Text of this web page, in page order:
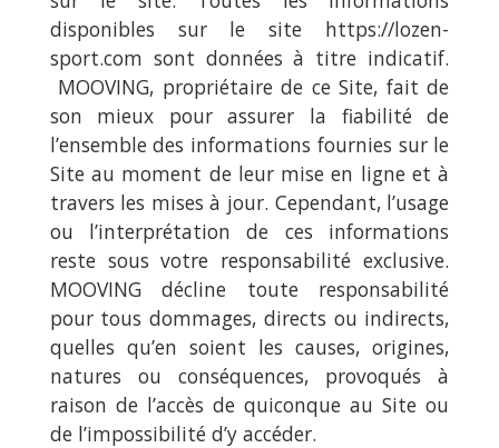
disponibles sur le site https://lozen-
sport.com sont données à titre indicatif.
MOOVING, propriétaire de ce Site, fait de
son mieux pour assurer la fiabilité de
l’ensemble des informations fournies sur le
Site au moment de leur mise en ligne et à
travers les mises à jour. Cependant, l’usage
ou l’interprétation de ces informations
reste sous votre responsabilité exclusive.
MOOVING décline toute responsabilité
pour tous dommages, directs ou indirects,
quelles qu’en soient les causes, origines,
natures ou conséquences, provoqués à
raison de l’accès de quiconque au Site ou
de l’impossibilité d’y accéder.